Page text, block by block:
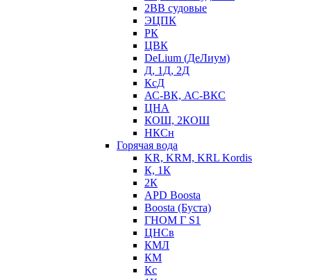
2ВВ судовые
ЭЦПК
РК
ЦВК
DeLium (ДеЛиум)
Д, 1Д, 2Д
КсД
АС-ВК, АС-ВКС
ЦНА
КОШ, 2КОШ
НКСн
Горячая вода
KR, KRM, KRL Kordis
К, 1К
2К
APD Boosta
Boosta (Буста)
ГНОМ Г S1
ЦНСв
КМЛ
КМ
Кс